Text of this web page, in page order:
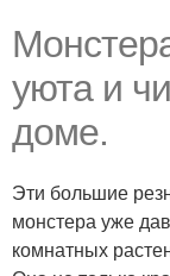
уюта и
доме.
Эти большие
монстера уже
комнатных